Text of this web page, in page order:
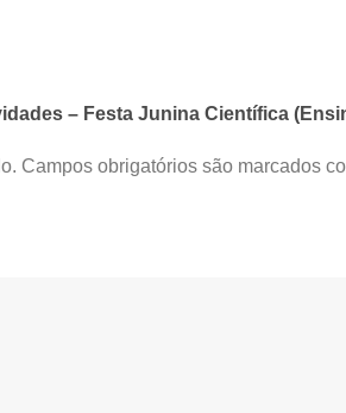
– Festa Junina Científica
Campos obrigatórios são marcados